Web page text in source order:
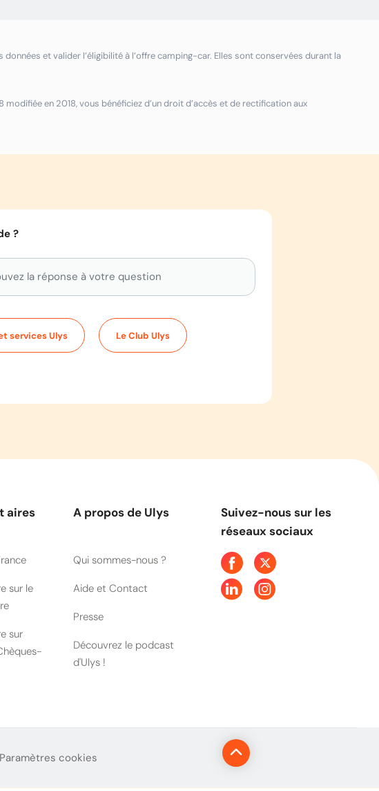
et valider l’éligibilité à l’offre camping-car. Elles sont conservées durant la
en 2018, vous bénéficiez d’un droit d’accès et de rectification aux
de-Crau Cedex
?
services Ulys Le Club Ulys
aires
sur le
sur
A propos de Ulys
Qui sommes-nous ?
Aide et Contact
Presse
Découvrez le podcast
d'Ulys !
Suivez-nous sur les
réseaux sociaux
Paramètres cookies